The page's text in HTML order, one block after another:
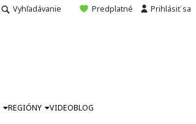
Vyhľadávanie Predplatné Prihlásiť sa
REGIÓNY VIDEOBLOG